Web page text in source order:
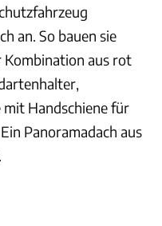
an. So bauen sie
aus rot
Handschiene für
Panoramadach aus